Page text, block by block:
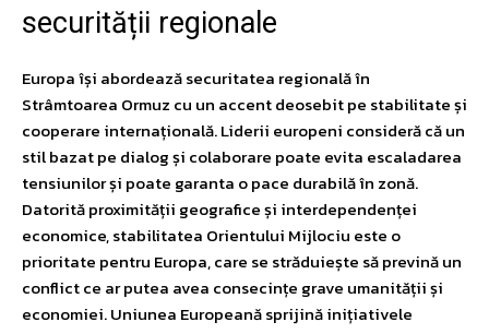
securității regionale
Europa își abordează securitatea regională în
Strâmtoarea Ormuz cu un accent deosebit pe stabilitate și
cooperare internațională. Liderii europeni consideră că un
stil bazat pe dialog și colaborare poate evita escaladarea
tensiunilor și poate garanta o pace durabilă în zonă.
Datorită proximității geografice și interdependenței
economice, stabilitatea Orientului Mijlociu este o
prioritate pentru Europa, care se străduiește să prevină un
conflict ce ar putea avea consecințe grave umanității și
economiei. Uniunea Europeană sprijină inițiativele